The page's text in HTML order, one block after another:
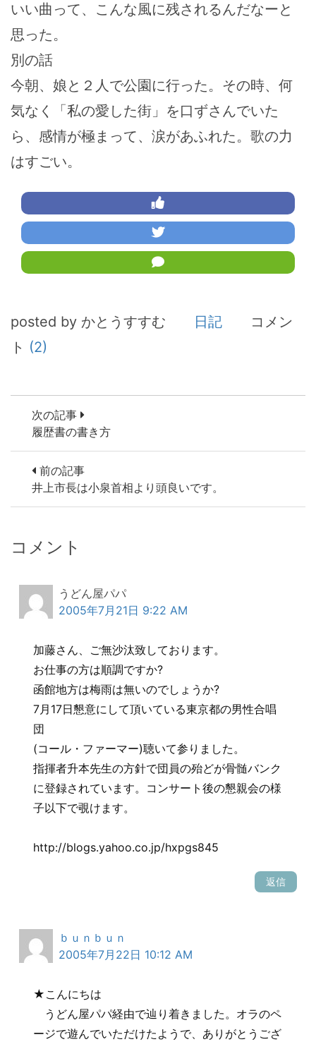
いい曲って、こんな風に残されるんだなーと
思った。
別の話
今朝、娘と２人で公園に行った。その時、何
気なく「私の愛した街」を口ずさんでいた
ら、感情が極まって、涙があふれた。歌の力
はすごい。
posted by かとうすすむ 日記
コメン
ト (2)
次の記事
履歴書の書き方
前の記事
井上市長は小泉首相より頭良いです。
コメント
うどん屋パパ
2005年7月21日 9:22 AM
加藤さん、ご無沙汰致しております。
お仕事の方は順調ですか?
函館地方は梅雨は無いのでしょうか?
7月17日懇意にして頂いている東京都の男性合唱
団
(コール・ファーマー)聴いて参りました。
指揮者升本先生の方針で団員の殆どが骨髄バンク
に登録されています。コンサート後の懇親会の様
子以下で覗けます。
http://blogs.yahoo.co.jp/hxpgs845
返信
ｂｕｎｂｕｎ
2005年7月22日 10:12 AM
★こんにちは
うどん屋パパ経由で辿り着きました。オラのペ
ージで遊んでいただけたようで、ありがとうござ